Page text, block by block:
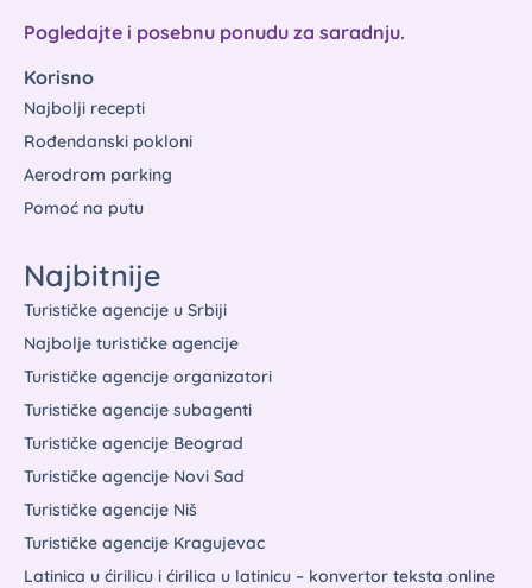
Pogledajte i posebnu ponudu za saradnju.
Korisno
Najbolji recepti
Rođendanski pokloni
Aerodrom parking
Pomoć na putu
Najbitnije
Turističke agencije u Srbiji
Najbolje turističke agencije
Turističke agencije organizatori
Turističke agencije subagenti
Turističke agencije Beograd
Turističke agencije Novi Sad
Turističke agencije Niš
Turističke agencije Kragujevac
Latinica u ćirilicu i ćirilica u latinicu – konvertor teksta online